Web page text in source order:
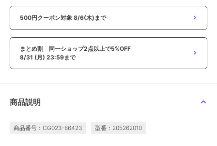
500円クーポン対象 8/6(木)まで
まとめ割 同一ショップ2点以上で5%OFF
8/31 (月) 23:59まで
商品説明
商品番号：CG023-86423 型番：205262010